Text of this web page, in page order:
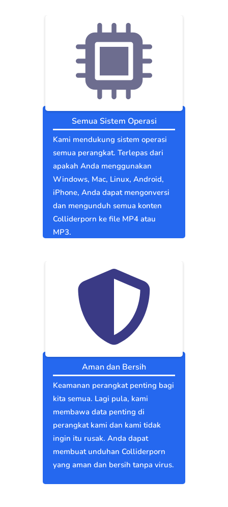
Semua Sistem Operasi
Kami mendukung sistem operasi
semua perangkat. Terlepas dari
apakah Anda menggunakan
Windows, Mac, Linux, Android,
iPhone, Anda dapat mengonversi
dan mengunduh semua konten
Colliderporn ke file MP4 atau
MP3.
Aman dan Bersih
Keamanan perangkat penting bagi
kita semua. Lagi pula, kami
membawa data penting di
perangkat kami dan kami tidak
ingin itu rusak. Anda dapat
membuat unduhan Colliderporn
yang aman dan bersih tanpa virus.